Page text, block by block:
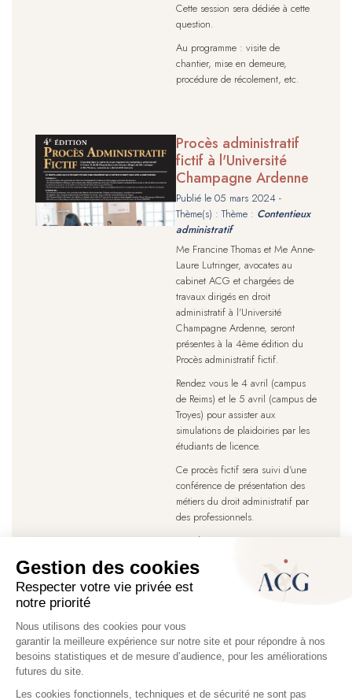
Cette session sera dédiée à cette
question.
Au programme : visite de
chantier, mise en demeure,
procédure de récolement, etc.
Procès administratif
fictif à l'Université
Champagne Ardenne
Publié le 05 mars 2024 -
Thème(s) : Thème : Contentieux
administratif
Me Francine Thomas et Me Anne-
Laure Lutringer, avocates au
cabinet ACG et chargées de
travaux dirigés en droit
administratif à l'Université
Champagne Ardenne, seront
présentes à la 4ème édition du
Procès administratif fictif.
Rendez vous le 4 avril (campus
de Reims) et le 5 avril (campus de
Troyes) pour assister aux
simulations de plaidoiries par les
étudiants de licence.
Ce procès fictif sera suivi d'une
conférence de présentation des
métiers du droit administratif par
des professionnels.
Ces deux événements sont
Pagination
courante